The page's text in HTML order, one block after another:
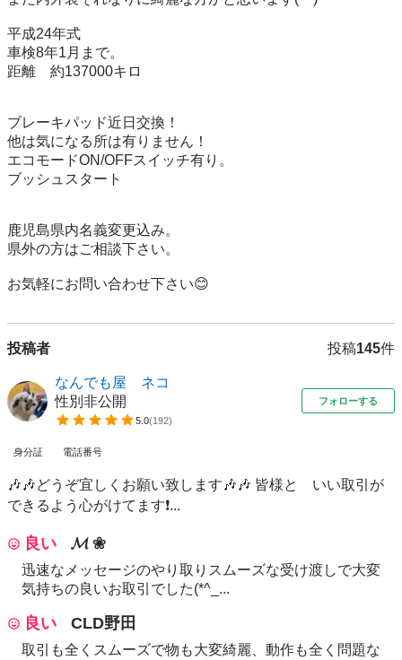
平成24年式
車検8年1月まで。
距離　約137000キロ
ブレーキパッド近日交換！
他は気になる所は有りません！
エコモードON/OFFスイッチ有り。
ブッシュスタート
鹿児島県内名義変更込み。
県外の方はご相談下さい。
投稿者 投稿145件
なんでも屋 ネコ
性別非公開
5.0(192)
フォローする
身分証 電話番号
🎶🎶どうぞ宜しくお願い致します🎶🎶 皆様と いい取引が
できるよう心がけてます❗...
良い 𝓜 ❀
迅速なメッセージのやり取りスムーズな受け渡しで大変
気持ちの良いお取引でした(*^_...
良い CLD野田
取引も全くスムーズで物も大変綺麗、動作も全く問題な